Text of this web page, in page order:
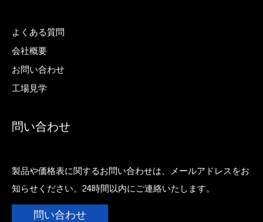
よくある質問
会社概要
お問い合わせ
工場見学
問い合わせ
製品や価格表に関するお問い合わせは、メールアドレスをお
知らせください。24時間以内にご連絡いたします。
問い合わせ